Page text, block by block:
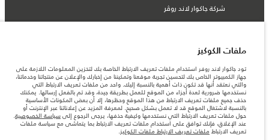
شركة جاكوار لاند روڤر
الأردن, محمودية موتورز
المعلومات والمواصفات والأسعار والألوان المذكورة على هذا الموقع قد تختلف من بلد إلى
آخر، كما أنّها قد تتغير بدون إشعار مسبق. الرجاء التواصل مع وكيلنا المحلي للتأكد من توفّرها
والتحقق من الأسعار.
الأرقام المقدمة هي نتيجة لاختبارات المصنع الرسمية وفقاً لتشريعات الاتحاد الأوروبي. قد
يتباين استهلك الوقود الفعلي للمركبة عن ذلك المتحقق في تلك الاختبارات كما أن هذه
ملفات الكوكيز
تود جاكوار لاند روفر استخدام ملفات تعريف الارتباط الخاصة بك لتخزين المعلومات اللازمة على
جهاز الكمبيوتر الخاص بك لتحسين تجربة موقعنا وتمكيننا من إخبارك والإعلان عن منتجاتنا وخدماتنا،
والتي نعتقد أنها قد تكون ذات أهمية بالنسبة إليك. واحد من ملفات تعريف الارتباط التي
نستخدمها ضرورية لعدة أجزاء من الموقع للعمل بطريقة جيدة، وقد تم بالفعل إرسالها. يمكنك
حذف جميع ملفات تعريف الارتباط من هذا الموقع وحظرها، إلا أن بعض المكونات الأساسية
بالنسبة لاشتغال الموقع قد لا تعمل بشكل صحيح. لمعرفة المزيد عن إعلاناتنا عبر الإنترنت أو
حول ملفات تعريف الارتباط التي نستخدمها وكيفية حذفها، يرجى الرجوع إلى سياسة الخصوصية.
عند الإغلاق، فإنك توافق على استخدام ملفات تعريف الارتباط بما يتماشى مع سياسة ملفات
تعريف الارتباط ملفات تعريف الارتباط ملفات الكوكيز.